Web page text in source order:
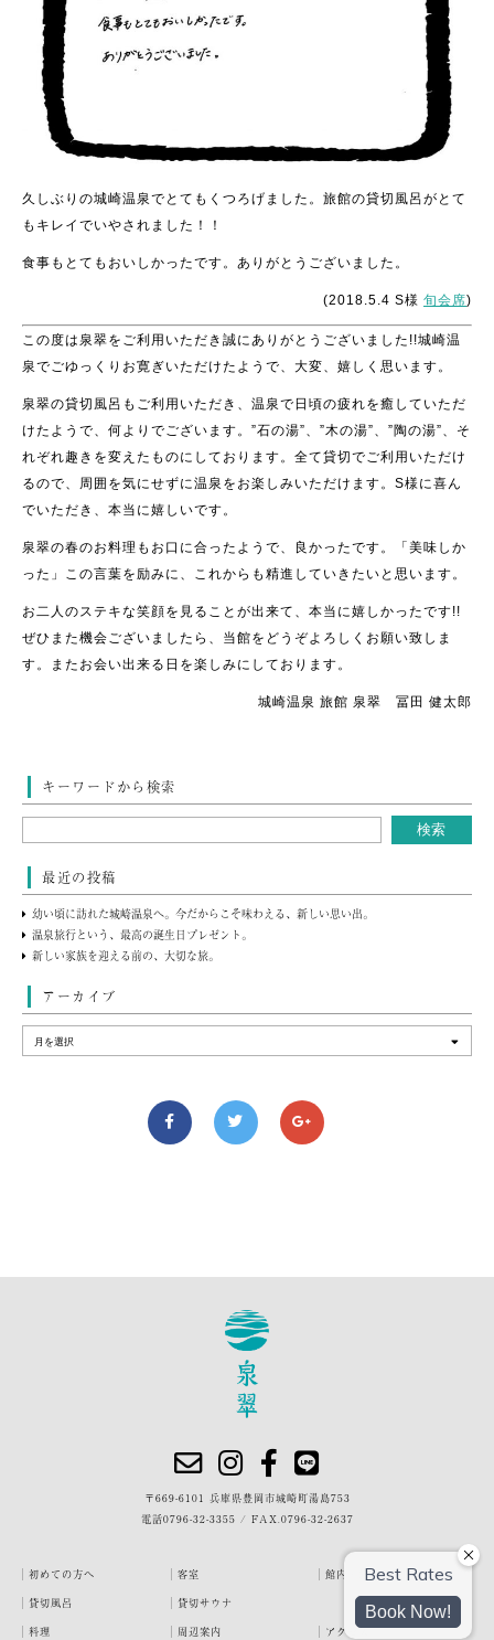
久しぶりの城崎温泉でとてもくつろげました。旅館の貸切風呂がとて
もキレイでいやされました！！
食事もとてもおいしかったです。ありがとうございました。
(2018.5.4 S様 旬会席)
この度は泉翠をご利用いただき誠にありがとうございました!!城崎温
泉でごゆっくりお寛ぎいただけたようで、大変、嬉しく思います。
泉翠の貸切風呂もご利用いただき、温泉で日頃の疲れを癒していただ
けたようで、何よりでございます。”石の湯”、”木の湯”、”陶の湯”、そ
れぞれ趣きを変えたものにしております。全て貸切でご利用いただけ
るので、周囲を気にせずに温泉をお楽しみいただけます。S様に喜ん
でいただき、本当に嬉しいです。
泉翠の春のお料理もお口に合ったようで、良かったです。「美味しか
った」この言葉を励みに、これからも精進していきたいと思います。
お二人のステキな笑顔を見ることが出来て、本当に嬉しかったです!!
ぜひまた機会ございましたら、当館をどうぞよろしくお願い致しま
す。またお会い出来る日を楽しみにしております。
城崎温泉 旅館 泉翠 冨田 健太郎
キーワードから検索
最近の投稿
幼い頃に訪れた城崎温泉へ。今だからこそ味わえる、新しい思い出。
温泉旅行という、最高の誕生日プレゼント。
新しい家族を迎える前の、大切な旅。
アーカイブ
〒669-6101 兵庫県豊岡市城崎町湯島753
電話0796-32-3355 / FAX.0796-32-2637
初めての方へ 客室
館内・施設
貸切風呂
貸切サウナ
料理
周辺案内 アクセス